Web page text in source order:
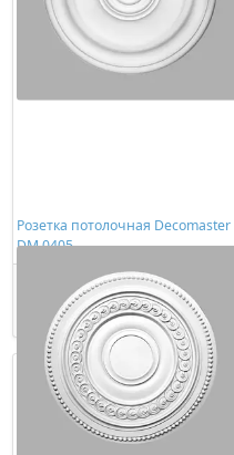
Розетка потолочная Decomaster
DM 0405
4287,00 ₽/шт
Купить